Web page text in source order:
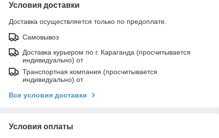
Условия доставки
Доставка осуществляется только по предоплате.
Самовывоз
Доставка курьером по г. Караганда (просчитывается
индивидуально) от
Транспортная компания (просчитывается
индивидуально) от
Все условия доставки
Условия оплаты